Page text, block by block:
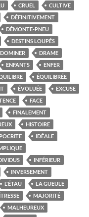
CRUEL
CULTIVE
DÉFINITIVEMENT
DÉMONTE-PNEU
DESTINS LOUPÉS
DOMINER
DRAME
ENFANTS
ENFER
ÉQUILIBRÉE
ÉVOLUÉE
EXCUSE
FACE
FINALEMENT
HISTOIRE
IDÉALE
INFÉRIEUR
INVERSEMENT
L'ÉTAU
LA GUEULE
MAJORITÉ
MALHEUREUX